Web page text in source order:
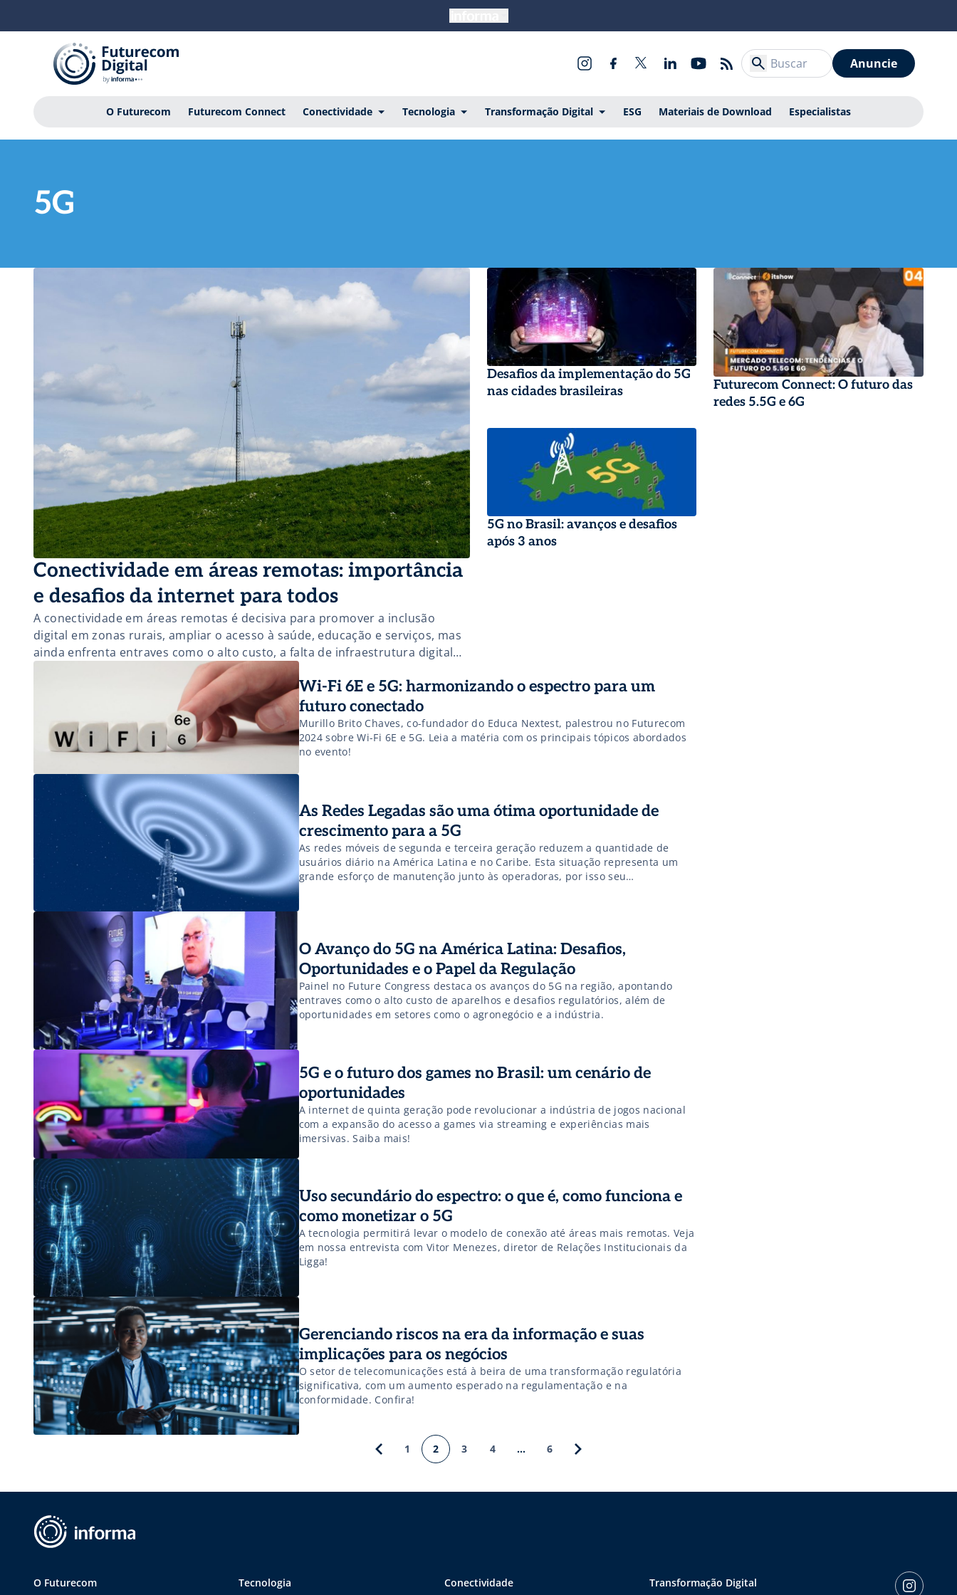
Anuncie
O Futurecom Futurecom Connect Conectividade Tecnologia Transformação Digital ESG Materiais de Download Especialistas
5G
Conectividade em áreas remotas: importância
e desafios da internet para todos
A conectividade em áreas remotas é decisiva para promover a inclusão
digital em zonas rurais, ampliar o acesso à saúde, educação e serviços, mas
ainda enfrenta entraves como o alto custo, a falta de infraestrutura digital
em locais afastados e a baixa cobertura de rede em áreas rurais. Saiba mais!
Desafios da implementação do 5G
nas cidades brasileiras
Futurecom Connect: O futuro das
redes 5.5G e 6G
5G no Brasil: avanços e desafios
após 3 anos
Wi-Fi 6E e 5G: harmonizando o espectro para um
futuro conectado
Murillo Brito Chaves, co-fundador do Educa Nextest, palestrou no Futurecom
2024 sobre Wi-Fi 6E e 5G. Leia a matéria com os principais tópicos abordados
no evento!
As Redes Legadas são uma ótima oportunidade de
crescimento para a 5G
As redes móveis de segunda e terceira geração reduzem a quantidade de
usuários diário na América Latina e no Caribe. Esta situação representa um
grande esforço de manutenção junto às operadoras, por isso seu
desligamento se transforma em um impulso para o desenvolvimento da 5G.
O Avanço do 5G na América Latina: Desafios,
Oportunidades e o Papel da Regulação
Painel no Future Congress destaca os avanços do 5G na região, apontando
entraves como o alto custo de aparelhos e desafios regulatórios, além de
oportunidades em setores como o agronegócio e a indústria.
5G e o futuro dos games no Brasil: um cenário de
oportunidades
A internet de quinta geração pode revolucionar a indústria de jogos nacional
com a expansão do acesso a games via streaming e experiências mais
imersivas. Saiba mais!
Uso secundário do espectro: o que é, como funciona e
como monetizar o 5G
A tecnologia permitirá levar o modelo de conexão até áreas mais remotas. Veja
em nossa entrevista com Vitor Menezes, diretor de Relações Institucionais da
Ligga!
Gerenciando riscos na era da informação e suas
implicações para os negócios
O setor de telecomunicações está à beira de uma transformação regulatória
significativa, com um aumento esperado na regulamentação e na
conformidade. Confira!
1 2 3 4 … 6
O Futurecom Tecnologia Conectividade Transformação Digital